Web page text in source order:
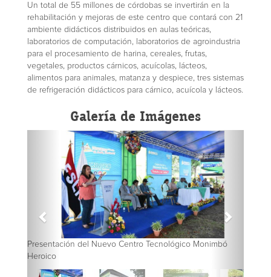
Un total de 55 millones de córdobas se invertirán en la
rehabilitación y mejoras de este centro que contará con 21
ambiente didácticos distribuidos en aulas teóricas,
laboratorios de computación, laboratorios de agroindustria
para el procesamiento de harina, cereales, frutas,
vegetales, productos cárnicos, acuícolas, lácteos,
alimentos para animales, matanza y despiece, tres sistemas
de refrigeración didácticos para cárnico, acuícola y lácteos.
Galería de Imágenes
Presentación del Nuevo Centro Tecnológico Monimbó
Heroico